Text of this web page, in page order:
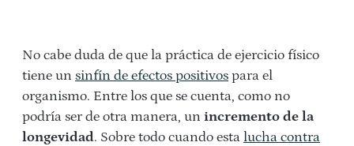
No cabe duda de que la práctica de ejercicio físico
tiene un sinfín de efectos positivos para el
organismo. Entre los que se cuenta, como no
podría ser de otra manera, un incremento de la
longevidad. Sobre todo cuando esta lucha contra